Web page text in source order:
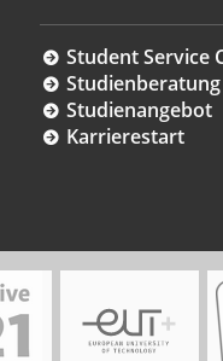
Student Service
Studienberatung
Studienangebot
Karrierestart